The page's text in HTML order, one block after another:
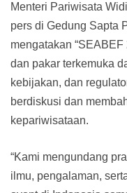
Menteri Pariwisata
pers di Gedung Sapta
mengatakan
dan pakar terkemuka
kebijakan, dan
berdiskusi dan
kepariwisataan.
“Kami mengundang
ilmu, pengalaman,